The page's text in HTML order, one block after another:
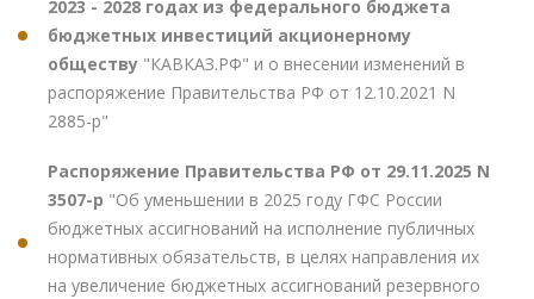
2023 - 2028 годах из федерального бюджета
бюджетных инвестиций акционерному
обществу "КАВКАЗ.РФ" и о внесении изменений в
распоряжение Правительства РФ от 12.10.2021 N
2885-р"
Распоряжение Правительства РФ от 29.11.2025 N
3507-р "Об уменьшении в 2025 году ГФС России
бюджетных ассигнований на исполнение публичных
нормативных обязательств, в целях направления их
на увеличение бюджетных ассигнований резервного